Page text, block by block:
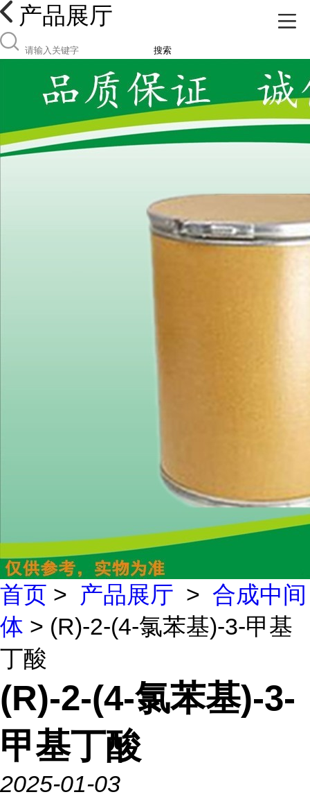
产品展厅
搜索
首页 > 产品展厅 > 合成中间
体 > (R)-2-(4-氯苯基)-3-甲基
丁酸
(R)-2-(4-氯苯基)-3-
甲基丁酸
2025-01-03